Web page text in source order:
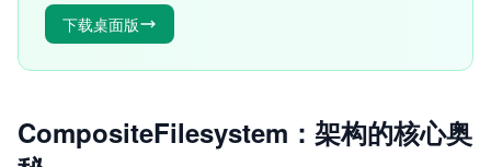
下载桌面版
CompositeFilesystem：架构的核心奥